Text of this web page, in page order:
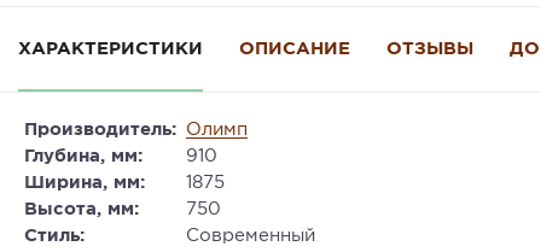
ХАРАКТЕРИСТИКИ ОПИСАНИЕ ОТЗЫВЫ
Производитель:
Олимп
Глубина, мм:
910
Ширина, мм:
1875
Высота, мм:
750
Стиль:
Современный